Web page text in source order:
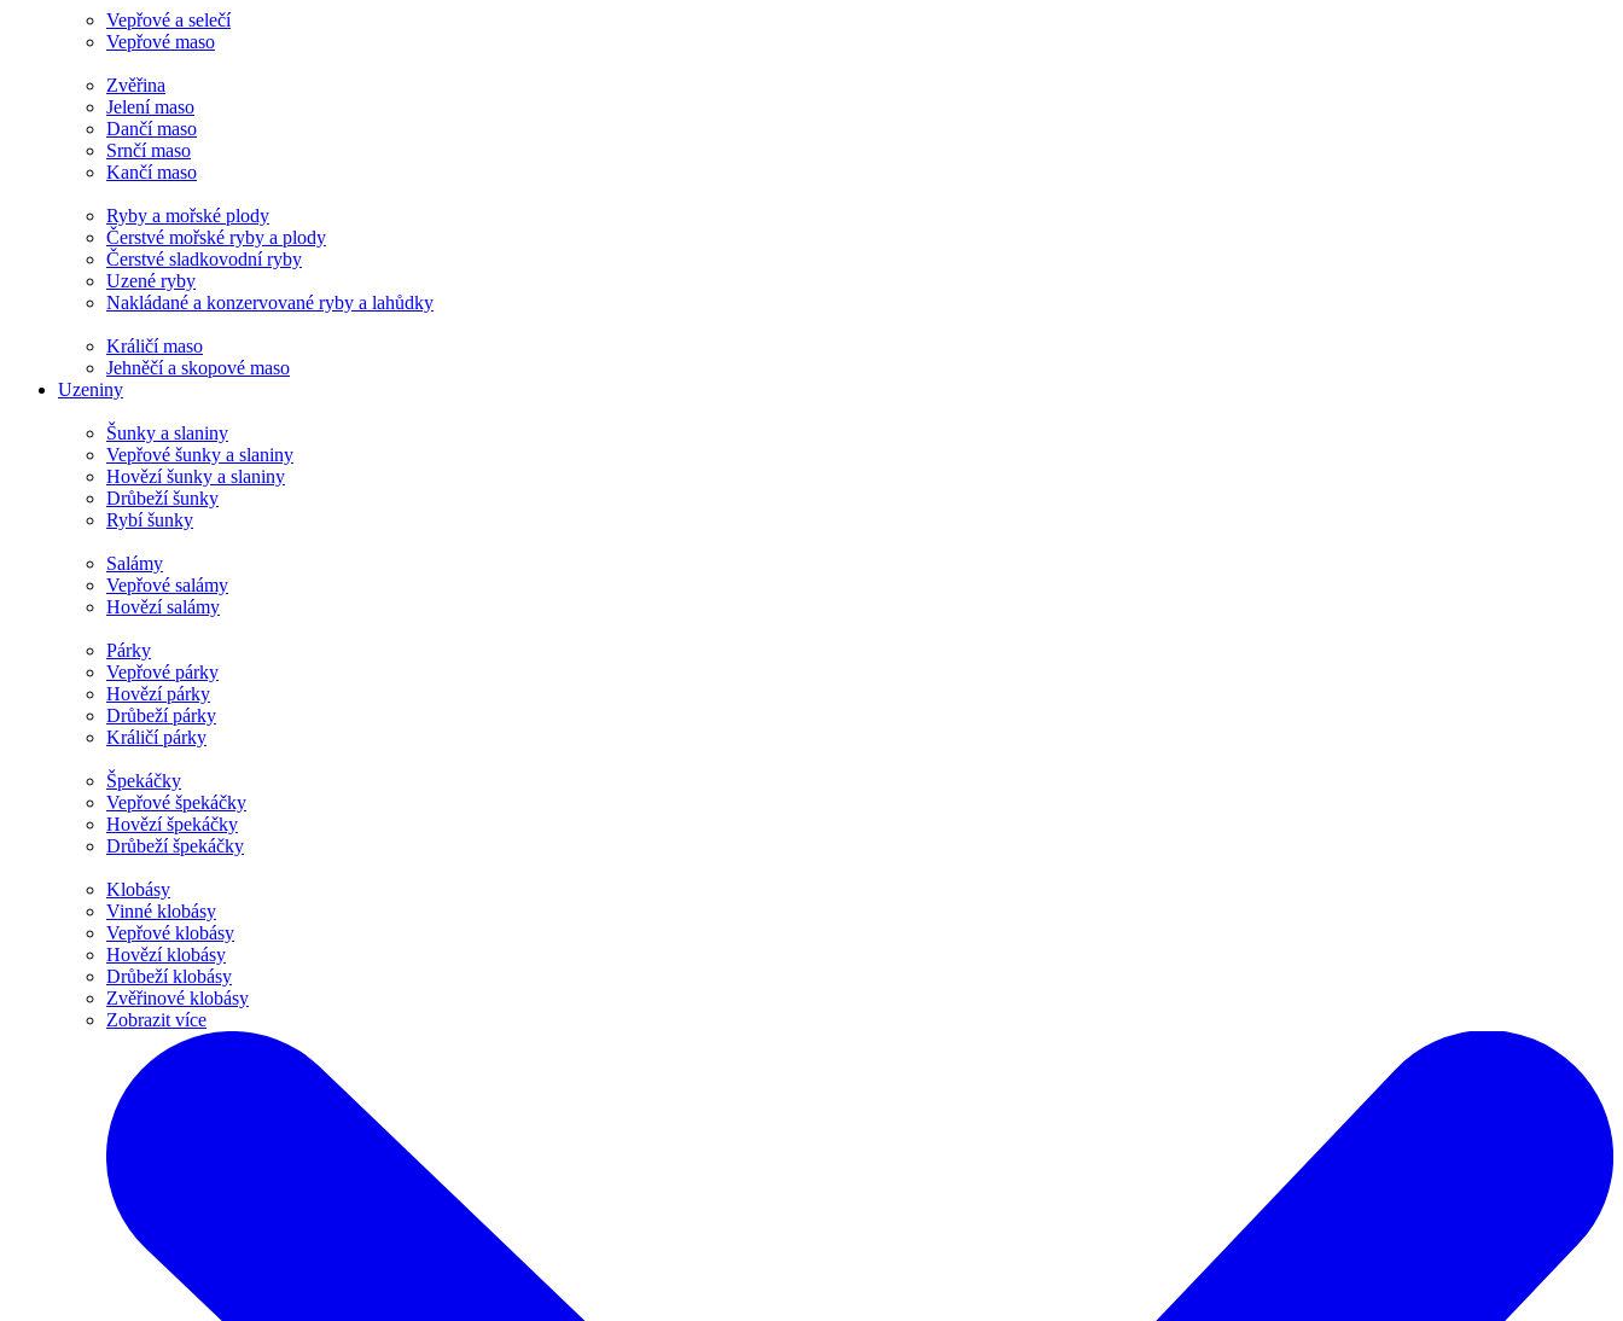
Vepřové a selečí
Vepřové maso
Zvěřina
Jelení maso
Dančí maso
Srnčí maso
Kančí maso
Ryby a mořské plody
Čerstvé mořské ryby a plody
Čerstvé sladkovodní ryby
Uzené ryby
Nakládané a konzervované ryby a lahůdky
Králičí maso
Jehněčí a skopové maso
Uzeniny
Šunky a slaniny
Vepřové šunky a slaniny
Hovězí šunky a slaniny
Drůbeží šunky
Rybí šunky
Salámy
Vepřové salámy
Hovězí salámy
Párky
Vepřové párky
Hovězí párky
Drůbeží párky
Králičí párky
Špekáčky
Vepřové špekáčky
Hovězí špekáčky
Drůbeží špekáčky
Klobásy
Vinné klobásy
Vepřové klobásy
Hovězí klobásy
Drůbeží klobásy
Zvěřinové klobásy
Zobrazit více